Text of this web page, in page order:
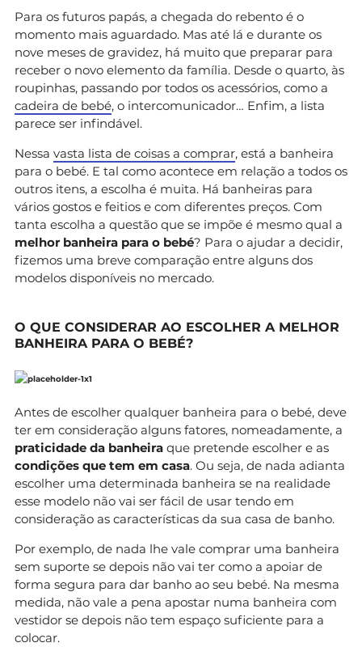
Para os futuros papás, a chegada do rebento é o
momento mais aguardado. Mas até lá e durante os
nove meses de gravidez, há muito que preparar para
receber o novo elemento da família. Desde o quarto, às
roupinhas, passando por todos os acessórios, como a
cadeira de bebé, o intercomunicador… Enfim, a lista
parece ser infindável.
Nessa vasta lista de coisas a comprar, está a banheira
para o bebé. E tal como acontece em relação a todos os
outros itens, a escolha é muita. Há banheiras para
vários gostos e feitios e com diferentes preços. Com
tanta escolha a questão que se impõe é mesmo qual a
melhor banheira para o bebé? Para o ajudar a decidir,
fizemos uma breve comparação entre alguns dos
modelos disponíveis no mercado.
O QUE CONSIDERAR AO ESCOLHER A MELHOR
BANHEIRA PARA O BEBÉ?
Antes de escolher qualquer banheira para o bebé, deve
ter em consideração alguns fatores, nomeadamente, a
praticidade da banheira que pretende escolher e as
condições que tem em casa. Ou seja, de nada adianta
escolher uma determinada banheira se na realidade
esse modelo não vai ser fácil de usar tendo em
consideração as características da sua casa de banho.
Por exemplo, de nada lhe vale comprar uma banheira
sem suporte se depois não vai ter como a apoiar de
forma segura para dar banho ao seu bebé. Na mesma
medida, não vale a pena apostar numa banheira com
vestidor se depois não tem espaço suficiente para a
colocar.